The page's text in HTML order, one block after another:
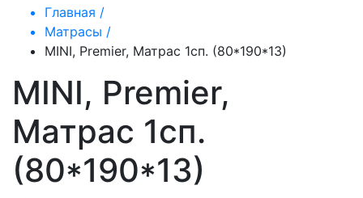
Главная /
Матрасы /
MINI, Premier, Матрас 1сп. (80*190*13)
MINI, Premier,
Матрас 1сп.
(80*190*13)